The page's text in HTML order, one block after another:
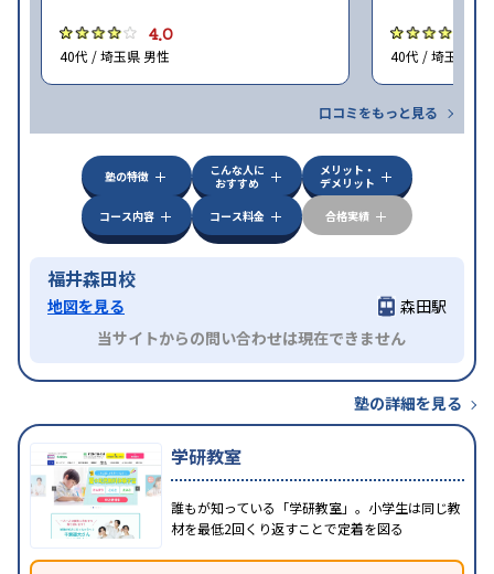
4.0
40代 / 埼玉県 男性 40代 / 埼玉県 女
口コミをもっと見る
塾の特徴
こんな人に
おすすめ
メリット・
デメリット
コース内容
コース料金 合格実績
福井森田校
地図を見る
森田駅
当サイトからの問い合わせは現在できません
塾の詳細を見る
学研教室
誰もが知っている「学研教室」。小学生は同じ教
材を最低2回くり返すことで定着を図る